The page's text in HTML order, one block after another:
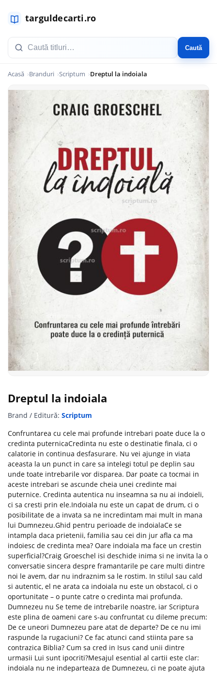
Caută
Acasă Branduri Scriptum Dreptul la indoiala
Dreptul la indoiala
Brand / Editură: Scriptum
Confruntarea cu cele mai profunde intrebari poate duce la o
credinta puternicaCredinta nu este o destinatie finala, ci o
calatorie in continua desfasurare. Nu vei ajunge in viata
aceasta la un punct in care sa intelegi totul pe deplin sau
unde toate intrebarile vor disparea. Dar poate ca tocmai in
aceste intrebari se ascunde cheia unei credinte mai
puternice. Credinta autentica nu inseamna sa nu ai indoieli,
ci sa cresti prin ele.Indoiala nu este un capat de drum, ci o
posibilitate de a invata sa ne incredintam mai mult in mana
lui Dumnezeu.Ghid pentru perioade de indoialaCe se
intampla daca prietenii, familia sau cei din jur afla ca ma
indoiesc de credinta mea? Oare indoiala ma face un crestin
superficial?Craig Groeschel isi deschide inima si ne invita la o
conversatie sincera despre framantarile pe care multi dintre
noi le avem, dar nu indraznim sa le rostim. In stilul sau cald
si autentic, el ne arata ca indoiala nu este un obstacol, ci o
oportunitate – o punte catre o credinta mai profunda.
Dumnezeu nu Se teme de intrebarile noastre, iar Scriptura
este plina de oameni care s-au confruntat cu dileme precum:
De ce uneori Dumnezeu pare atat de departe? De ce nu imi
raspunde la rugaciuni? Ce fac atunci cand stiinta pare sa
contrazica Biblia? Cum sa cred in Isus cand unii dintre
urmasii Lui sunt ipocriti?Mesajul esential al cartii este clar:
indoiala nu ne indeparteaza de Dumnezeu, ci ne poate ajuta